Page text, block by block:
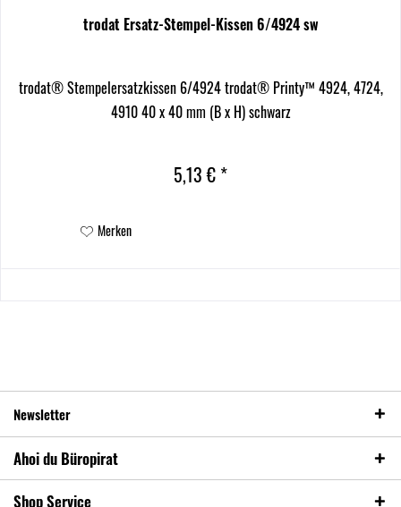
trodat Ersatz-Stempel-Kissen 6/4924 sw
trodat® Stempelersatzkissen 6/4924 trodat® Printy™ 4924, 4724,
4910 40 x 40 mm (B x H) schwarz
5,13 € *
Merken
Newsletter
Ahoi du Büropirat
Shop Service